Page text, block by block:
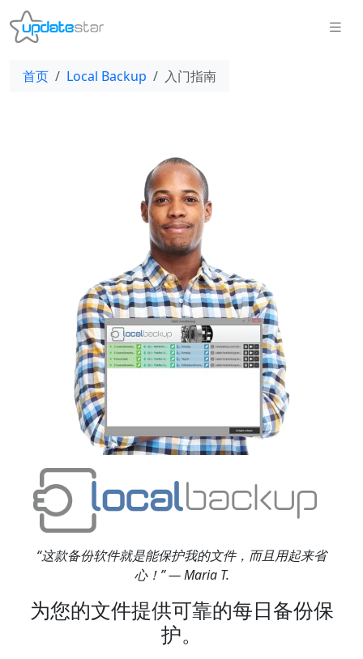
首页 Local Backup 入门指南
“这款备份软件就是能保护我的文件，而且用起来省
心！” — Maria T.
为您的文件提供可靠的每日备份保
护。